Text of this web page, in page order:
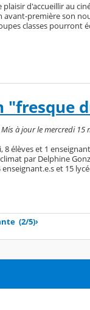
plaisir d'accueillir au
avant-première son
classes pourront
"fresque
Mis à jour le mercredi 15
8 élèves et 1
par Delphine
enseignant.e.s et 15
(2/5)›